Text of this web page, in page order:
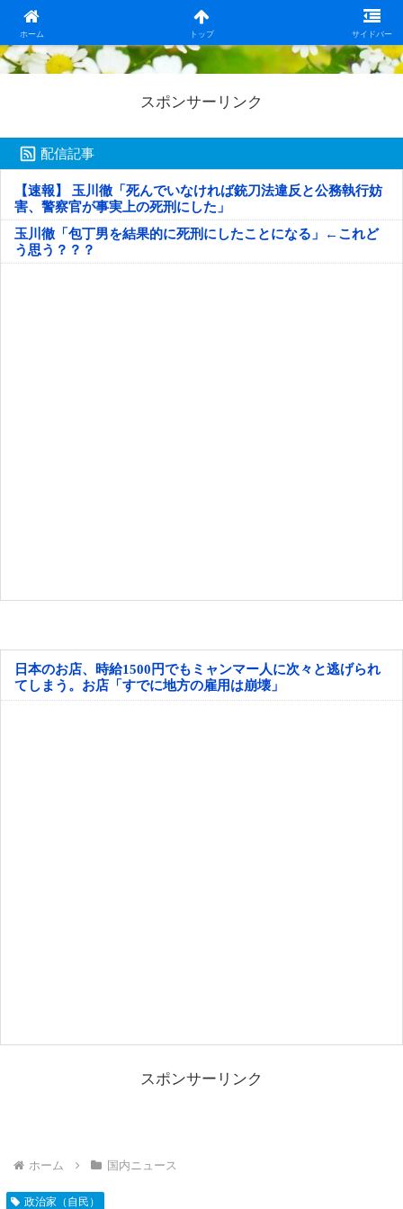
ホーム トップ サイドバー
日本第一！ニュース録
スポンサーリンク
配信記事
【速報】 玉川徹「死んでいなければ銃刀法違反と公務執行妨
害、警察官が事実上の死刑にした」
玉川徹「包丁男を結果的に死刑にしたことになる」←これど
う思う？？？
日本のお店、時給1500円でもミャンマー人に次々と逃げられ
てしまう。お店「すでに地方の雇用は崩壊」
スポンサーリンク
ホーム 国内ニュース
政治家（自民）